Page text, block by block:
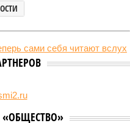
«ОБЩЕСТВО»